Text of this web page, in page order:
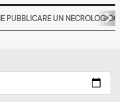
PUBBLICARE UN NECROLOGIOO